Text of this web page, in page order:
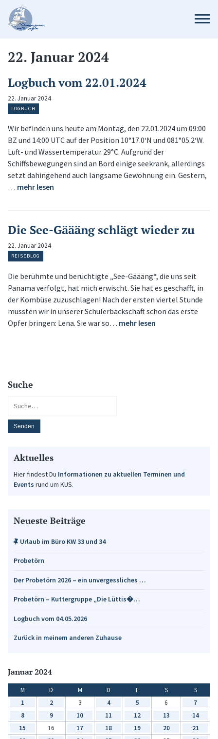
22. Januar 2024
Logbuch vom 22.01.2024
22. Januar 2024
LOGBUCH
Wir befinden uns heute am Montag, den 22.01.2024 um 09:00
BZ und 14:00 UTC auf der Position 10°17.0‘N und 081°05.2‘W.
Luft- und Wassertemperatur 29°C. Aufgrund der
Schiffsbewegungen sind an Bord einige seekrank, allerdings
setzt dahingehend auch langsame Gewöhnung ein. Gestern,
… mehr lesen
Die See-Gäääng schlägt wieder zu
22. Januar 2024
REISEBLOG
Die berühmte und berüchtigte „See-Gäääng“, die uns seit
Panama verfolgt, hat mich erwischt. Sie hat es geschafft, in
der Kombüse zuzuschlagen! Nach der ersten viertel Stunde
mussten wir in unserer Schülerbackschaft schon das erste
Opfer bringen: Lena. Sie war so… mehr lesen
Suche
Aktuelles
Hier findest Du Informationen zu aktuellen Terminen und
Events rund um KUS.
Neueste Beiträge
Urlaub im Büro KW 33 und 34
Probetörn
Der Probetörn 2026 – ein unvergessliches …
Probetörn – Kuttergruppe „Die Lüttis�…
Logbuch vom 04.05.2026
Zurück in meinem anderen Zuhause
Januar 2024
M D M D F S
S
1
2 3 4 5 6
7
8
9 10 11 12 13
14
15
16 17 18 19 20
21